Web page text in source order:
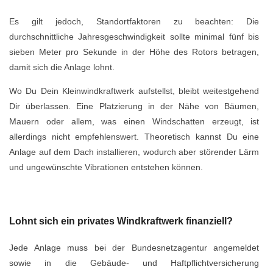
Es gilt jedoch, Standortfaktoren zu beachten: Die
durchschnittliche Jahresgeschwindigkeit sollte minimal fünf bis
sieben Meter pro Sekunde in der Höhe des Rotors betragen,
damit sich die Anlage lohnt.
Wo Du Dein Kleinwindkraftwerk aufstellst, bleibt weitestgehend
Dir überlassen. Eine Platzierung in der Nähe von Bäumen,
Mauern oder allem, was einen Windschatten erzeugt, ist
allerdings nicht empfehlenswert. Theoretisch kannst Du eine
Anlage auf dem Dach installieren, wodurch aber störender Lärm
und ungewünschte Vibrationen entstehen können.
Lohnt sich ein privates Windkraftwerk finanziell?
Jede Anlage muss bei der Bundesnetzagentur angemeldet
sowie in die Gebäude- und Haftpflichtversicherung